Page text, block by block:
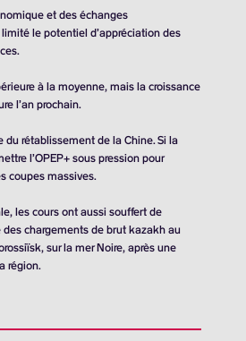
et des échanges
le potentiel d’appréciation des
à la moyenne, mais la croissance
l’an prochain.
du rétablissement de la Chine. Si la
l’OPEP+ sous pression pour
coupes massives.
les cours ont aussi souffert de
des chargements de brut kazakh au
sur la mer Noire, après une
région.